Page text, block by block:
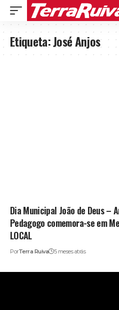
Etiqueta:José Anjos
Dia Municipal João de Deus –
Pedagogo comemora-se em
LOCAL
PorTerra Ruiva 5 meses atrás